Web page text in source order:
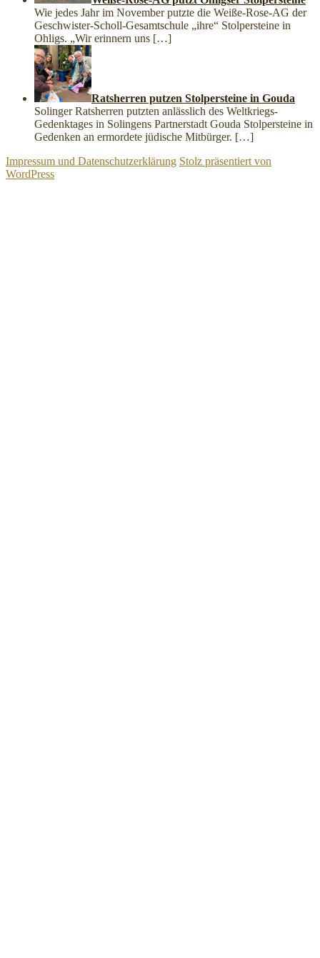
Wie jedes Jahr im November putzte die Weiße-Rose-AG der
Geschwister-Scholl-Gesamtschule „ihre“ Stolpersteine in
Ohligs. „Wir erinnern uns […]
Ratsherren putzen Stolpersteine in Gouda
Solinger Ratsherren putzten anlässlich des Weltkriegs-
Gedenktages in Solingens Partnerstadt Gouda Stolpersteine in
Gedenken an ermordete jüdische Mitbürger. […]
Impressum und Datenschutzerklärung Stolz präsentiert von
WordPress